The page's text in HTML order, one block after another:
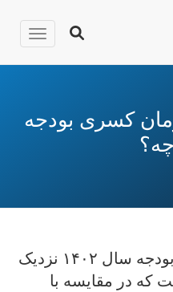
تومان کسری بودجه
کسری تراز عملیاتی لایحه بودجه سال ۱۴۰۲ نزدیک
که در مقایسه با